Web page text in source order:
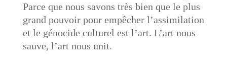
Parce que nous savons très bien que le plus
grand pouvoir pour empêcher l’assimilation
et le génocide culturel est l’art. L’art nous
sauve, l’art nous unit.